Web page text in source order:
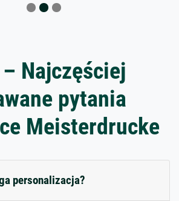
– Najczęściej
pytania
Meisterdrucke
personalizacja?